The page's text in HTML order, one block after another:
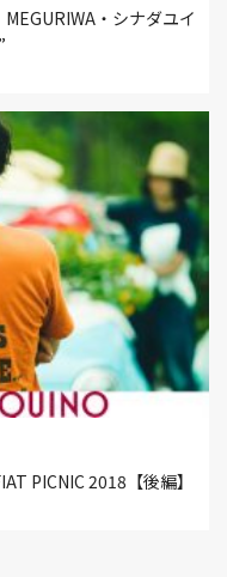
・シナダユイ
PICNIC 2018【後編】